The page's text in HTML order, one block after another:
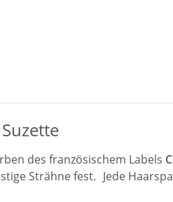
des französischem Labels
Strähne fest. Jede